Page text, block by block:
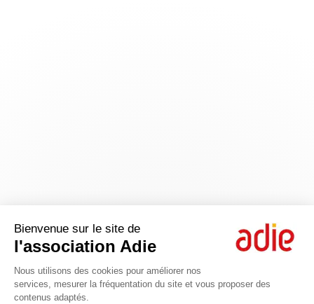
Bienvenue sur le site de
l'association Adie
Nous utilisons des cookies pour améliorer nos
services, mesurer la fréquentation du site et vous proposer des
contenus adaptés.